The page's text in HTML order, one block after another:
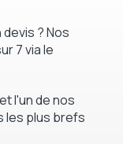
? Nos
7 via le
l'un de nos
les plus brefs